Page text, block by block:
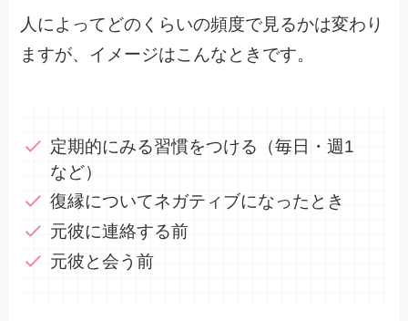
人によってどのくらいの頻度で見るかは変わり
ますが、イメージはこんなときです。
定期的にみる習慣をつける（毎日・週1
など）
復縁についてネガティブになったとき
元彼に連絡する前
元彼と会う前